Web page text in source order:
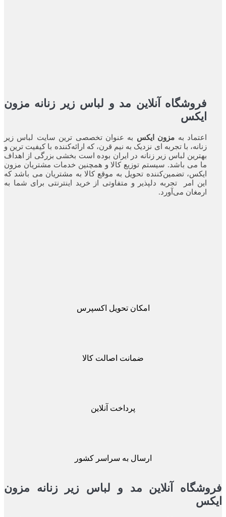
فروشگاه آنلاین مد و لباس زیر زنانه مزون
ایکس
اعتماد بهمزون ایکس به عنوان تخصصی ترین سایت لباس زیر
زنانه، با تجربه ای نزدیک به نیم قرن، که ارائه‌کننده با کیفیت ترین و
بهترین لباس زیر زنانه در ایران بوده ‌است بخشی بزرگی از اهداف
ما می باشد. سیستم توزیع کالا و همچنین خدمات مشتریان مزون
ایکس، تضمین‌کننده‌ تحویل به موقع کالا به مشتریان می باشد که
این امر تجربه‌ دلپذیر و متفاوتی از خرید اینترنتی برای شما به
ارمغان می‌آورد.
امکان تحویل اکسپرس
ضمانت اصالت کالا
پرداخت آنلاین
ارسال به سراسر کشور
آنلاین مد و لباس زیر زنانه مزون